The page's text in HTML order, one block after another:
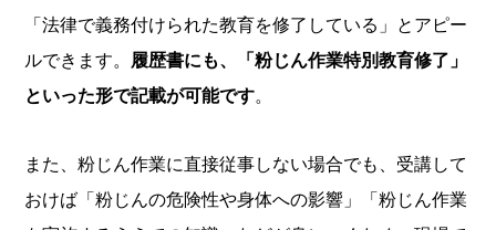
「法律で義務付けられた教育を修了している」とアピー
ルできます。 履歴書にも、「粉じん作業特別教育修了」
といった形で記載が可能です。
また、粉じん作業に直接従事しない場合でも、受講して
おけば「粉じんの危険性や身体への影響」「粉じん作業